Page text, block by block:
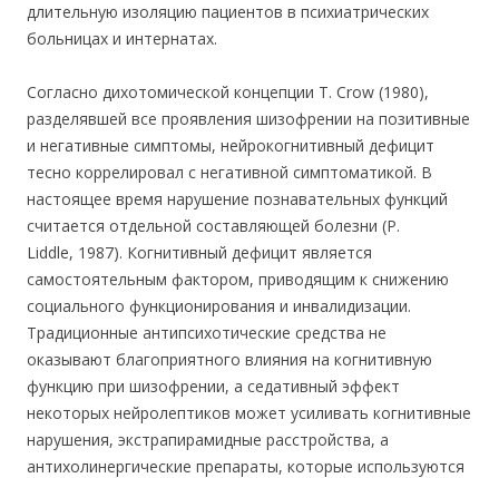
длительную изоляцию пациентов в психиатрических
больницах и интернатах.
Согласно дихотомической концепции Т. Crow (1980),
разделявшей все проявления шизофрении на позитивные
и негативные симптомы, нейрокогнитивный дефицит
тесно коррелировал с негативной симптоматикой. В
настоящее время нарушение познавательных функций
считается отдельной составляющей болезни (Р.
Liddle, 1987). Когнитивный дефицит является
самостоятельным фактором, приводящим к снижению
социального функционирования и инвалидизации.
Традиционные антипсихотические средства не
оказывают благоприятного влияния на когнитивную
функцию при шизофрении, а седативный эффект
некоторых нейролептиков может усиливать когнитивные
нарушения, экстрапирамидные расстройства, а
антихолинергические препараты, которые используются